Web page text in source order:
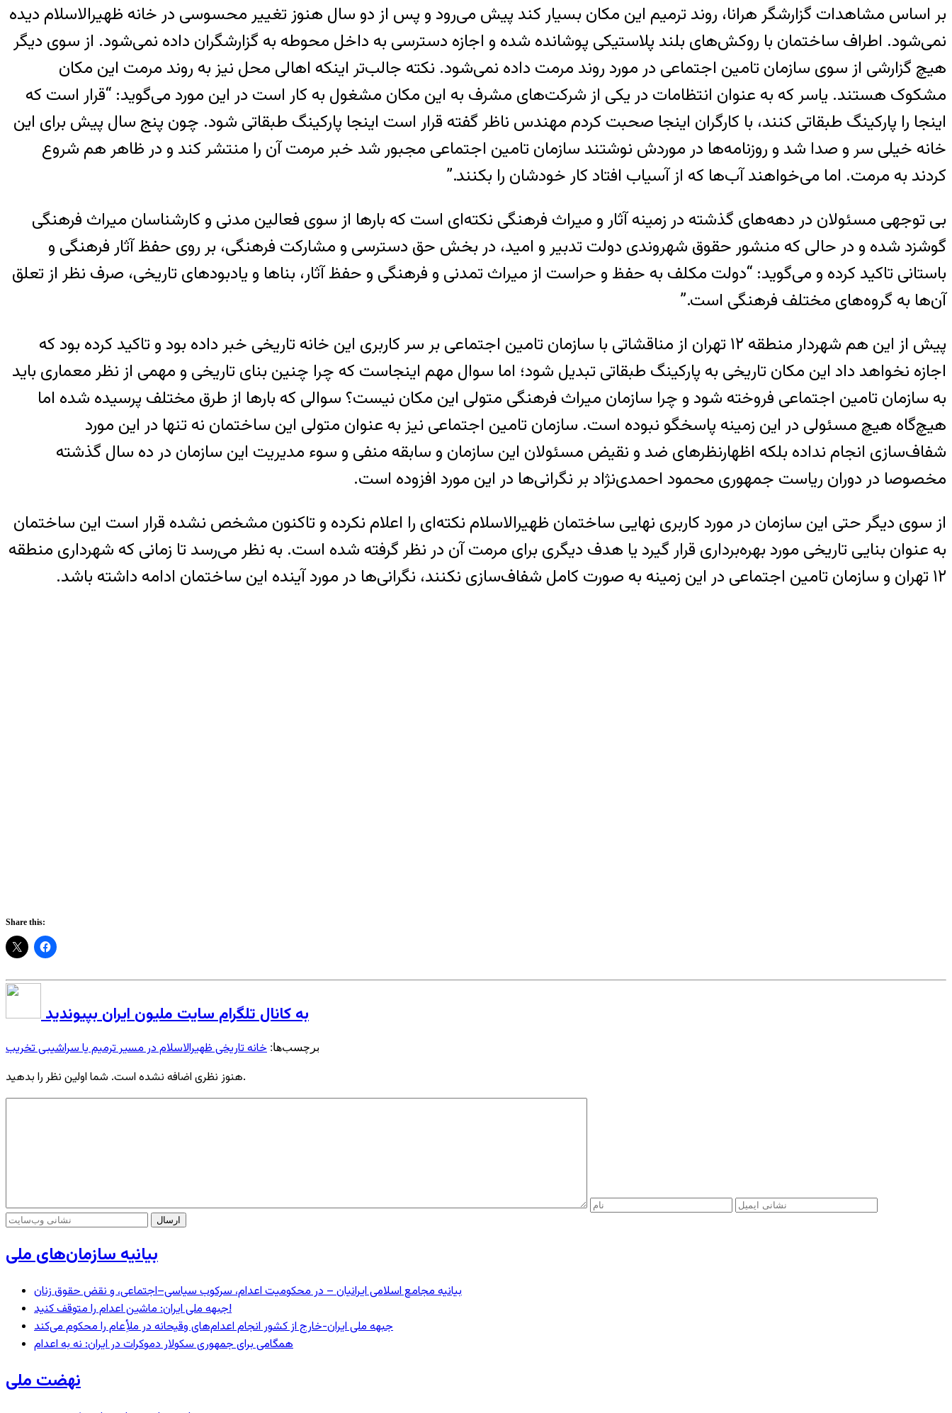
بر اساس مشاهدات گزارشگر هرانا، روند ترمیم این مکان بسیار کند پیش می‌رود و پس از دو سال هنوز تغییر محسوسی در خانه ظهیرالاسلام دیده
نمی‌شود. اطراف ساختمان با روکش‌های بلند پلاستیکی پوشانده شده و اجازه دسترسی به داخل محوطه به گزارشگران داده نمی‌شود. از سوی دیگر
هیچ گزارشی از سوی سازمان تامین اجتماعی در مورد روند مرمت داده نمی‌شود. نکته جالب‌تر اینکه اهالی محل نیز به روند مرمت این مکان
مشکوک هستند. یاسر که به عنوان انتظامات در یکی از شرکت‌های مشرف به این مکان مشغول به کار است در این مورد می‌گوید: “قرار است که
اینجا را پارکینگ طبقاتی کنند، با کارگران اینجا صحبت کردم مهندس ناظر گفته قرار است اینجا پارکینگ طبقاتی شود. چون پنج سال پیش برای این
خانه خیلی سر و صدا شد و روزنامه‌ها در موردش نوشتند سازمان تامین اجتماعی مجبور شد خبر مرمت آن را منتشر کند و در ظاهر هم شروع
کردند به مرمت. اما می‌خواهند آب‌ها که از آسیاب افتاد کار خودشان را بکنند.”
بی توجهی مسئولان در دهه‌های گذشته در زمینه آثار و میراث فرهنگی نکته‌ای است که بارها از سوی فعالین مدنی و کارشناسان میراث فرهنگی
گوشزد شده و در حالی که منشور حقوق شهروندی دولت تدبیر و امید، در بخش حق دسترسی و مشارکت فرهنگی، بر روی حفظ آثار فرهنگی و
باستانی تاکید کرده و می‌گوید: “دولت مکلف به حفظ و حراست از میراث تمدنی و فرهنگی و حفظ آثار، بناها و یادبودهای تاریخی، صرف نظر از تعلق
آن‌ها به گروه‌های مختلف فرهنگی است.”
پیش از این هم شهردار منطقه ۱۲ تهران از مناقشاتی با سازمان تامین اجتماعی بر سر کاربری این خانه تاریخی خبر داده بود و تاکید کرده بود که
اجازه نخواهد داد این مکان تاریخی به پارکینگ طبقاتی تبدیل شود؛ اما سوال مهم اینجاست که چرا چنین بنای تاریخی و مهمی از نظر معماری باید
به سازمان تامین اجتماعی فروخته شود و چرا سازمان میراث فرهنگی متولی این مکان نیست؟ سوالی که بارها از طرق مختلف پرسیده شده اما
هیچ‌گاه هیچ مسئولی در این زمینه پاسخگو نبوده است. سازمان تامین اجتماعی نیز به عنوان متولی این ساختمان نه تنها در این مورد
شفاف‌سازی انجام نداده بلکه اظهارنظرهای ضد و نقیض مسئولان این سازمان و سابقه منفی و سوء مدیریت این سازمان در ده سال گذشته
مخصوصا در دوران ریاست جمهوری محمود احمدی‌نژاد بر نگرانی‌ها در این مورد افزوده است.
از سوی دیگر حتی این سازمان در مورد کاربری نهایی ساختمان ظهیرالاسلام نکته‌ای را اعلام نکرده و تاکنون مشخص نشده قرار است این ساختمان
به عنوان بنایی تاریخی مورد بهره‌برداری قرار گیرد یا هدف دیگری برای مرمت آن در نظر گرفته شده است. به نظر می‌رسد تا زمانی که شهرداری منطقه
۱۲ تهران و سازمان تامین اجتماعی در این زمینه به صورت کامل شفاف‌سازی نکنند، نگرانی‌ها در مورد آینده این ساختمان ادامه داشته باشد.
Share this:
به کانال تلگرام سایت ملیون ایران بپیوندید
برچسب‌ها: خانه تاریخی ظهیرالاسلام در مسیر ترمیم یا سراشیبی تخریب
هنوز نظری اضافه نشده است. شما اولین نظر را بدهید.
بیانیه سازمان‌های ملی
بیانیه مجامع اسلامی ایرانیان – در محکومیت اعدام، سرکوب سیاسی–اجتماعی، و نقض حقوق زنان
جبهه ملی ایران: ماشین اعدام را متوقف کنید!
جبهه ملی ایران-خارج از کشور انجام اعدام‌های وقیحانه در ملأِعام را محکوم می‌کند
همگامی برای جمهوری سکولار دموکرات در ایران: نه به اعدام
نهضت ملی